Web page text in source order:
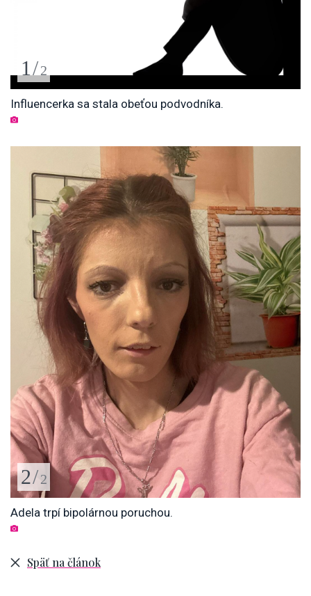
1 /2
Influencerka sa stala obeťou podvodníka.
2/2
Adela trpí bipolárnou poruchou.
Späť na článok